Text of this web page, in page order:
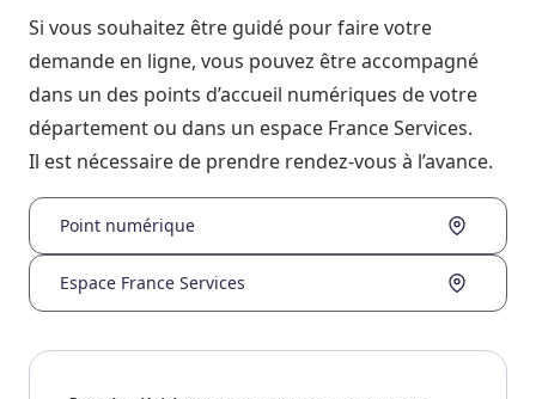
Si vous souhaitez être guidé pour faire votre
demande en ligne, vous pouvez être accompagné
dans un des points d’accueil numériques de votre
département ou dans un espace France Services.
Il est nécessaire de prendre rendez-vous à l’avance.
Point numérique
Espace France Services